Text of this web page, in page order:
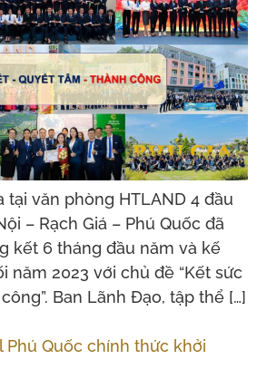
tại văn phòng HTLAND 4 đầu
– Rạch Giá – Phú Quốc đã
kết 6 tháng đầu năm và kế
năm 2023 với chủ đề “Kết sức
Ban Lãnh Đạo, tập thể […]
Phú Quốc chính thức khởi